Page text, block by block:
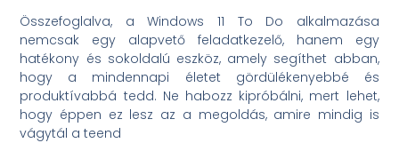
Összefoglalva, a Windows 11 To Do alkalmazása
nemcsak egy alapvető feladatkezelő, hanem egy
hatékony és sokoldalú eszköz, amely segíthet abban,
hogy a mindennapi életet gördülékenyebbé és
produktívabbá tedd. Ne habozz kipróbálni, mert lehet,
hogy éppen ez lesz az a megoldás, amire mindig is
vágytál a teend